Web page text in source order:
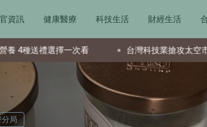
資訊 健康醫療 科技生活 財經生活
選擇一次看 台灣科技業搶攻太空市場 供應鏈
局